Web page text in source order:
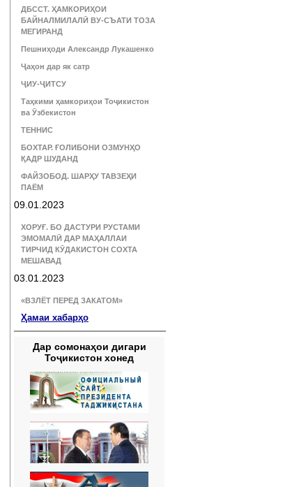
ДБССТ. ҲАМКОРИҲОИ
БАЙНАЛМИЛАЛӢ ВУ-СЪАТИ ТОЗА
МЕГИРАНД
Пешниҳоди Александр Лукашенко
Ҷаҳон дар як сатр
ҶИУ-ҶИТСУ
Таҳкими ҳамкориҳои Тоҷикистон
ва Ӯзбекистон
ТЕННИС
БОХТАР. ҒОЛИБОНИ ОЗМУНҲО
ҚАДР ШУДАНД
ФАЙЗОБОД. ШАРҲУ ТАВЗЕҲИ
ПАЁМ
09.01.2023
ХОРУҒ. БО ДАСТУРИ РУСТАМИ
ЭМОМАЛӢ ДАР МАҲАЛЛАИ
ТИРЧИД КӮДАКИСТОН СОХТА
МЕШАВАД
03.01.2023
«ВЗЛЁТ ПЕРЕД ЗАКАТОМ»
Ҳамаи хабарҳо
Дар сомонаҳои дигари
Тоҷикистон хонед